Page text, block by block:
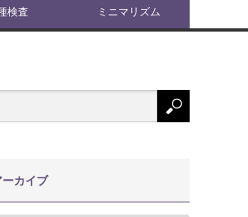
検査 ミニマリズム
ーカイブ